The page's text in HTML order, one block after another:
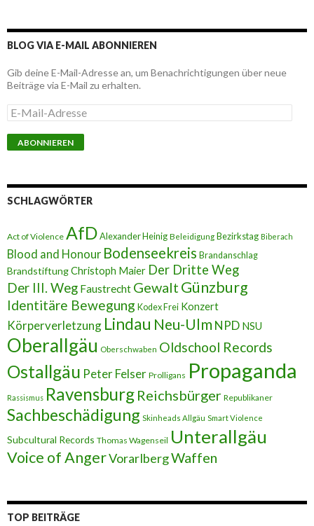
BLOG VIA E-MAIL ABONNIEREN
Gib deine E-Mail-Adresse an, um Benachrichtigungen über neue
Beiträge via E-Mail zu erhalten.
E
-
M
a
-
A
e
s
s
e
SCHLAGWÖRTER
Act of Violence AfDAlexander Heinig Beleidigung Bezirkstag Biberach
Blood and Honour Bodenseekreis Brandanschlag
BrandstiftungChristoph Maier Der Dritte Weg
Der III. Weg Faustrecht Gewalt Günzburg
Identitäre Bewegung Kodex Frei Konzert
Körperverletzung Lindau Neu-Ulm NPD NSU
Oberallgäu Oberschwaben Oldschool Records
Ostallgäu Peter Felser Prolligans Propaganda
Rassismus Ravensburg Reichsbürger Republikaner
Sachbeschädigung Skinheads Allgäu Smart Violence
Subcultural Records Thomas Wagenseil Unterallgäu
Voice of AngerVorarlbergWaffen
TOP BEITRÄGE